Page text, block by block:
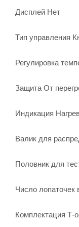
Дисплей Нет
Тип управления
Регулировка
Защита От
Индикация
Валик для
Половник для
Число лопаточек
Комплектация Т-